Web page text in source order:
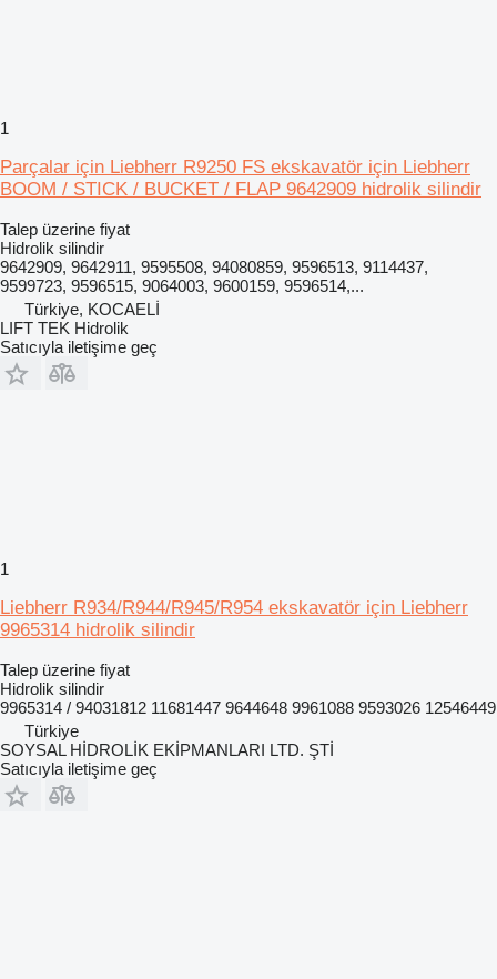
1
Parçalar için Liebherr R9250 FS ekskavatör için Liebherr
BOOM / STICK / BUCKET / FLAP 9642909 hidrolik silindir
Talep üzerine fiyat
Hidrolik silindir
9642909, 9642911, 9595508, 94080859, 9596513, 9114437,
9599723, 9596515, 9064003, 9600159, 9596514,...
Türkiye, KOCAELİ
LIFT TEK Hidrolik
Satıcıyla iletişime geç
1
Liebherr R934/R944/R945/R954 ekskavatör için Liebherr
9965314 hidrolik silindir
Talep üzerine fiyat
Hidrolik silindir
9965314 / 94031812 11681447 9644648 9961088 9593026 12546449
Türkiye
SOYSAL HİDROLİK EKİPMANLARI LTD. ŞTİ
Satıcıyla iletişime geç